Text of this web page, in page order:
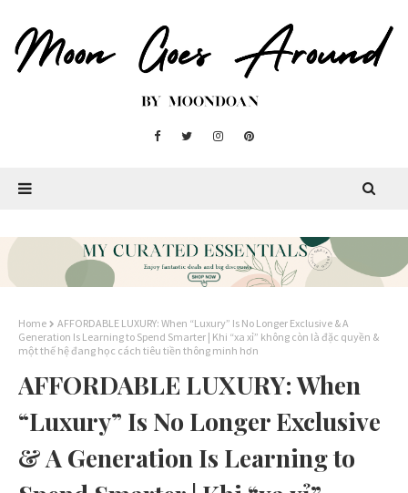
Home
AFFORDABLE LUXURY: When “Luxury” Is No Longer Exclusive & A
Generation Is Learning to Spend Smarter | Khi “xa xỉ” không còn là đặc quyền &
một thế hệ đang học cách tiêu tiền thông minh hơn
AFFORDABLE LUXURY: When
“Luxury” Is No Longer Exclusive
& A Generation Is Learning to